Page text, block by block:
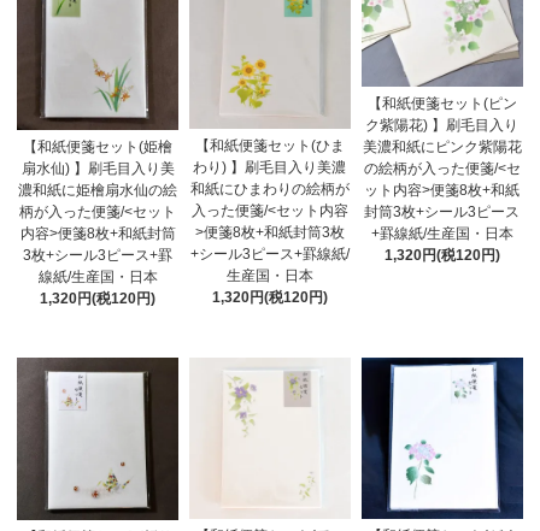
【和紙便箋セット(姫檜
扇水仙) 】刷毛目入り美
濃和紙に姫檜扇水仙の絵
柄が入った便箋/<セット
内容>便箋8枚+和紙封筒
3枚+シール3ピース+罫
線紙/生産国・日本
1,320円(税120円)
【和紙便箋セット(ひま
わり) 】刷毛目入り美濃
和紙にひまわりの絵柄が
入った便箋/<セット内容
>便箋8枚+和紙封筒3枚
+シール3ピース+罫線紙/
生産国・日本
1,320円(税120円)
【和紙便箋セット(ピン
ク紫陽花) 】刷毛目入り
美濃和紙にピンク紫陽花
の絵柄が入った便箋/<セ
ット内容>便箋8枚+和紙
封筒3枚+シール3ピース
+罫線紙/生産国・日本
1,320円(税120円)